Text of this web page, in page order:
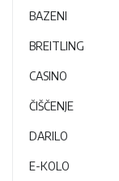
BAZENI
BREITLING
CASINO
ČIŠČENJE
DARILO
E-KOLO